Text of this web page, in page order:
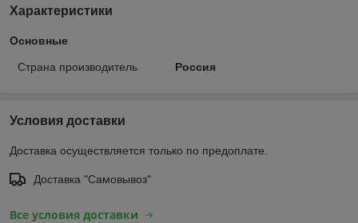
Характеристики
Основные
Страна производитель Россия
Условия доставки
Доставка осуществляется только по предоплате.
Доставка "Самовывоз"
Все условия доставки